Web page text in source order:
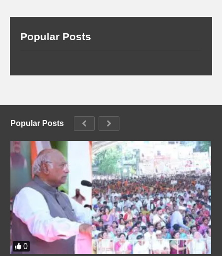
Popular Posts
Popular Posts
0